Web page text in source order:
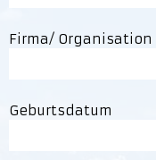
Firma/ Organisation
Geburtsdatum